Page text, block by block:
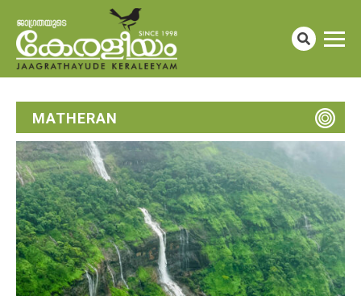
MATHERAN